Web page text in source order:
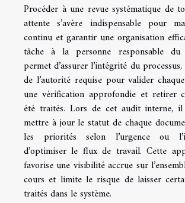
Procéder à une revue systématique de
attente s’avère indispensable pour
continu et garantir une organisation
tâche à la personne responsable
permet d’assurer l’intégrité du
de l’autorité requise pour valider
une vérification approfondie et retirer
été traités. Lors de cet audit interne,
mettre à jour le statut de chaque
les priorités selon l’urgence ou
d’optimiser le flux de travail. Cette
favorise une visibilité accrue sur
cours et limite le risque de laisser
traités dans le système.